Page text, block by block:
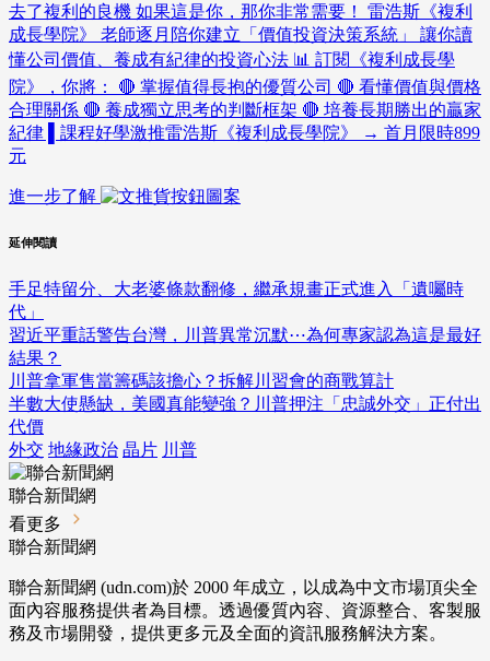
去了複利的良機 如果這是你，那你非常需要！ 雷浩斯《複利
成長學院》 老師逐月陪你建立「價值投資決策系統」 讓你讀
懂公司價值、養成有紀律的投資心法 📊 訂閱《複利成長學
院》，你將： 🔴 掌握值得長抱的優質公司 🔴 看懂價值與價格
合理關係 🔴 養成獨立思考的判斷框架 🔴 培養長期勝出的贏家
紀律 ▌課程好學激推雷浩斯《複利成長學院》 → 首月限時899
元
進一步了解
延伸閱讀
手足特留分、大老婆條款翻修，繼承規畫正式進入「遺囑時
代」
習近平重話警告台灣，川普異常沉默⋯為何專家認為這是最好
結果？
川普拿軍售當籌碼該擔心？拆解川習會的商戰算計
半數大使懸缺，美國真能變強？川普押注「忠誠外交」正付出
代價
外交 地緣政治 晶片 川普
聯合新聞網
看更多
聯合新聞網
聯合新聞網 (udn.com)於 2000 年成立，以成為中文市場頂尖全
面內容服務提供者為目標。透過優質內容、資源整合、客製服
務及市場開發，提供更多元及全面的資訊服務解決方案。